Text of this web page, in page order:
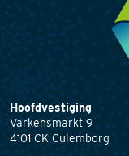
Hoofdvestiging
Varkensmarkt 9
4101 CK Culemborg